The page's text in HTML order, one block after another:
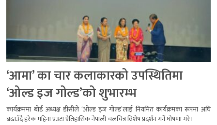
‘आमा’ का चार कलाकारको उपस्थितिमा
‘ओल्ड इज गोल्ड’को शुभारम्भ
कार्यक्रममा बोर्ड अध्यक्ष डीसीले ‘ओल्ड इज गोल्ड’लाई नियमित कार्यक्रमका रूपमा अघि
बढाउँदै हरेक महिना एउटा ऐतिहासिक नेपाली चलचित्र विशेष प्रदर्शन गर्ने घोषणा गरे।